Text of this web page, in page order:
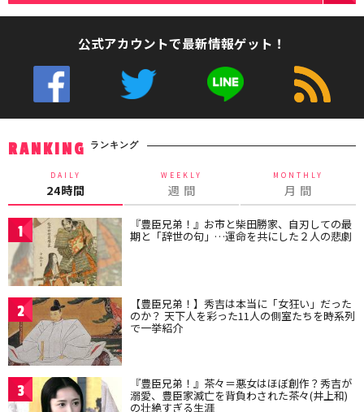
公式アカウントで最新情報ゲット！
RANKING ランキング
DAILY
24時間
WEEKLY
週 間
MONTHLY
月 間
1 『豊臣兄弟！』お市と柴田勝家、自刃しての最
期と「辞世の句」…運命を共にした２人の悲劇
2 【豊臣兄弟！】秀吉は本当に「女狂い」だった
のか？ 天下人を彩った11人の側室たちを時系列
で一挙紹介
3 『豊臣兄弟！』茶々＝悪女はほぼ創作？秀吉が
溺愛、豊臣家滅亡を背負わされた茶々(井上和)
の壮絶すぎる生涯